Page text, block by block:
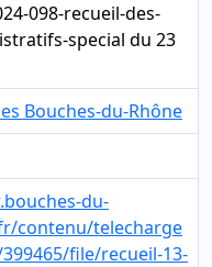
098-recueil-des-
special du 23
Bouches-du-Rhône
du-
contenu/telecharge
file/recueil-13-